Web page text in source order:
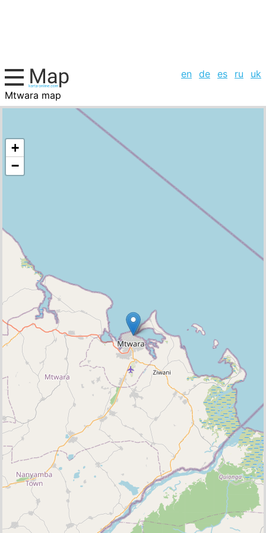
en de es ru
uk
Mtwara map
Tanzania, cities list
+
−